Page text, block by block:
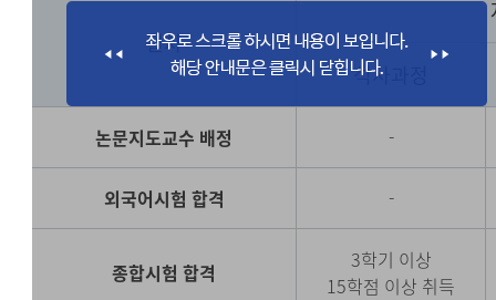
절차
석사과정
논문지도교수 배정 -
외국어시험 합격 -
종합시험 합격
3학기 이상
15학점 이상 취득